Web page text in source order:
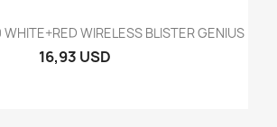
WIRELESS BLISTER GENIUS
16,93 USD